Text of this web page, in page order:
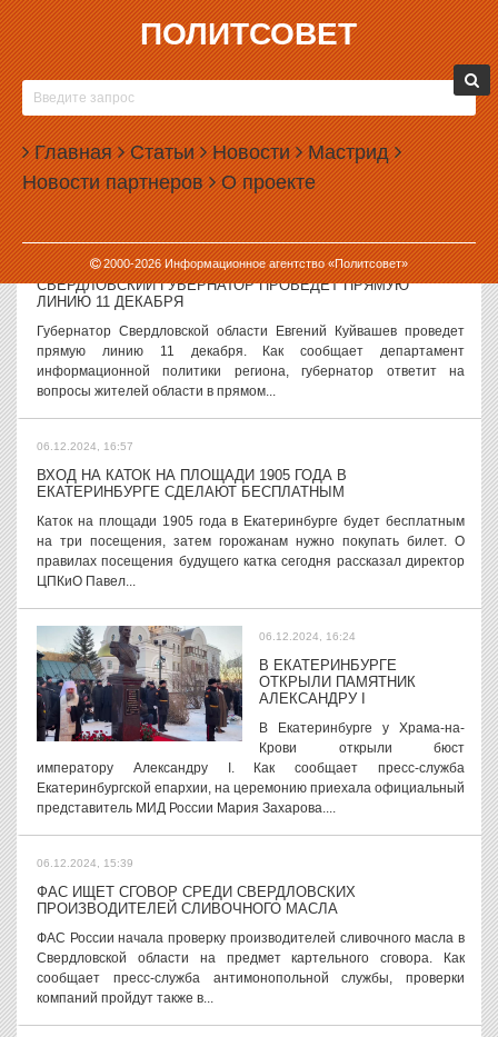
ПОЛИТСОВЕТ
Главная Статьи Новости Мастрид
Новости партнеров О проекте
2000-2026Информационное агентство «Политсовет»
06.12.2024, 17:58
ЕЩЕ ДВЕ УЛИЦЫ ЕКАТЕРИНБУРГА ОСТАНУТСЯ БЕЗ
ПАРКОВОК
В Екатеринбурге запретят парковку транспорта еще на двух
улицах. Как сообщает официальный портал города,
соответствующие дорожные знаки появятся в проезде от ул.
Софьи Перовской до дома № 115 по этой...
06.12.2024, 17:23
СВЕРДЛОВСКИЙ ГУБЕРНАТОР ПРОВЕДЕТ ПРЯМУЮ
ЛИНИЮ 11 ДЕКАБРЯ
Губернатор Свердловской области Евгений Куйвашев проведет
прямую линию 11 декабря. Как сообщает департамент
информационной политики региона, губернатор ответит на
вопросы жителей области в прямом...
06.12.2024, 16:57
ВХОД НА КАТОК НА ПЛОЩАДИ 1905 ГОДА В
ЕКАТЕРИНБУРГЕ СДЕЛАЮТ БЕСПЛАТНЫМ
Каток на площади 1905 года в Екатеринбурге будет бесплатным
на три посещения, затем горожанам нужно покупать билет. О
правилах посещения будущего катка сегодня рассказал директор
ЦПКиО Павел...
06.12.2024, 16:24
В ЕКАТЕРИНБУРГЕ
ОТКРЫЛИ ПАМЯТНИК
АЛЕКСАНДРУ I
В Екатеринбурге у Храма-на-
Крови открыли бюст
императору Александру I. Как сообщает пресс-служба
Екатеринбургской епархии, на церемонию приехала официальный
представитель МИД России Мария Захарова....
06.12.2024, 15:39
ФАС ИЩЕТ СГОВОР СРЕДИ СВЕРДЛОВСКИХ
ПРОИЗВОДИТЕЛЕЙ СЛИВОЧНОГО МАСЛА
ФАС России начала проверку производителей сливочного масла в
Свердловской области на предмет картельного сговора. Как
сообщает пресс-служба антимонопольной службы, проверки
компаний пройдут также в...